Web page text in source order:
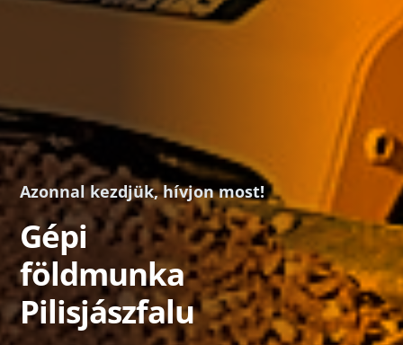
Azonnal kezdjük, hívjon most!
Gépi
földmunka
Pilisjászfalu